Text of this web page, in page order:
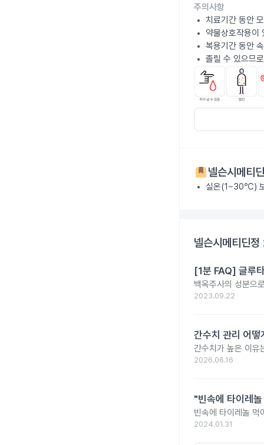
주의사항
치료기간 동안
약물상호작용이
복용기간 동안
졸릴 수 있으므
넬슨시메티
실온(1~30℃)
넬슨시메티딘
[1분 FAQ] 글루
백옥주사의 성분으
2023.09.22
간수치 관리 어
간수치가 높은 이유
2026.06.16
"빈속에 타이레
빈속에 타이레놀 먹
2024.01.31